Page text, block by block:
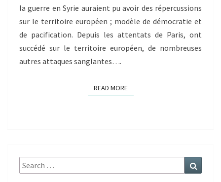
la guerre en Syrie auraient pu avoir des répercussions
sur le territoire européen ; modèle de démocratie et
de pacification. Depuis les attentats de Paris, ont
succédé sur le territoire européen, de nombreuses
autres attaques sanglantes….
READ MOREREAD MORE
Search
for: